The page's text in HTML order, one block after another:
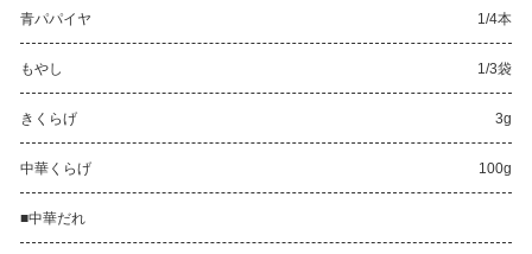
青パパイヤ 1/4本
もやし 1/3袋
きくらげ 3g
中華くらげ 100g
■中華だれ